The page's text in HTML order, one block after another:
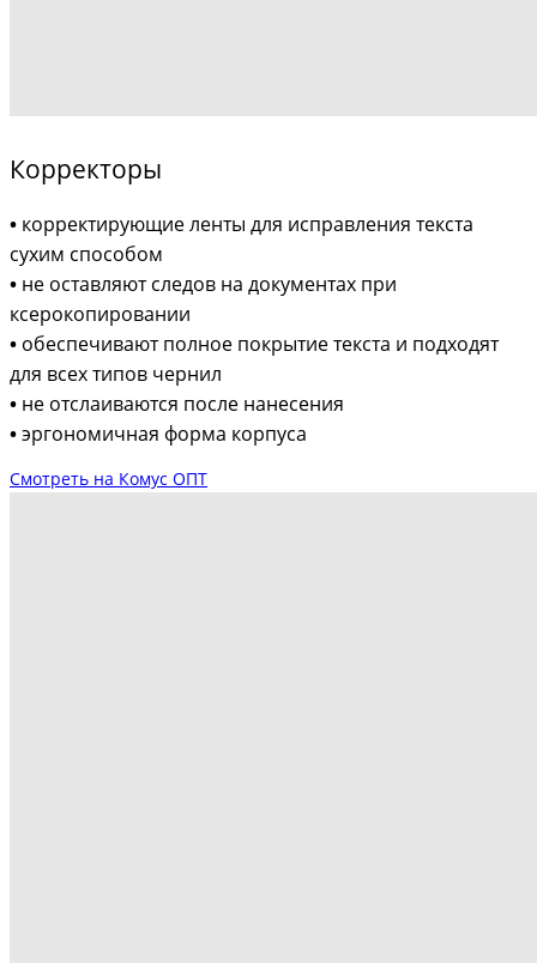
Корректоры
• корректирующие ленты для исправления текста
сухим способом
• не оставляют следов на документах при
ксерокопировании
• обеспечивают полное покрытие текста и подходят
для всех типов чернил
• не отслаиваются после нанесения
•эргономичная форма корпуса
Смотреть на Комус ОПТ